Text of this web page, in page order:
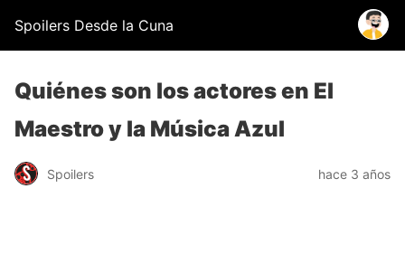
Spoilers Desde la Cuna
Quiénes son los actores en El
Maestro y la Música Azul
Spoilers hace 3 años